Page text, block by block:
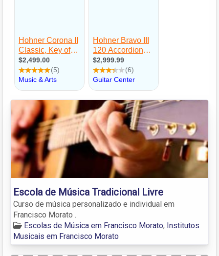
Escola de Música Tradicional Livre
Curso de música personalizado e individual em
Francisco Morato .
Escolas de Música em Francisco Morato, Institutos
Musicais em Francisco Morato